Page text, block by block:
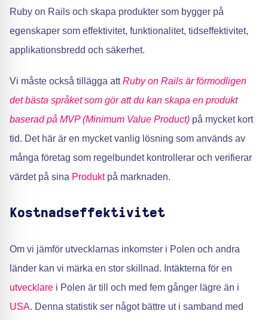
Ruby on Rails och skapa produkter som bygger på
egenskaper som effektivitet, funktionalitet, tidseffektivitet,
applikationsbredd och säkerhet.
Vi måste också tillägga attRuby on Rails är förmodligen
det bästa språket som gör att du kan skapa en produkt
baserad på MVP (Minimum Value Product) på mycket kort
tid. Det här är en mycket vanlig lösning som används av
många företag som regelbundet kontrollerar och verifierar
värdet på sina Produktpå marknaden.
Kostnadseffektivitet
Om vi jämför utvecklarnas inkomster i Polen och andra
länder kan vi märka en stor skillnad. Intäkterna för en
utvecklare i Polen är till och med fem gånger lägre än i
USA. Denna statistik ser något bättre ut i samband med